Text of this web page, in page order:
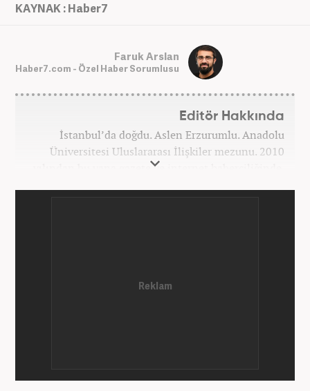
KAYNAK : Haber7
Faruk Arslan
Haber7.com - Özel Haber Sorumlusu
Editör Hakkında
İstanbul’da doğdu. Aslen Erzurumlu. Anadolu
Üniversitesi Uluslararası İlişkiler mezunu. 2010
yılından bu yana gazete ve internet haberciliğinde.
çalıştaylarda, panellerde yer aldı. Uluslararası Medya